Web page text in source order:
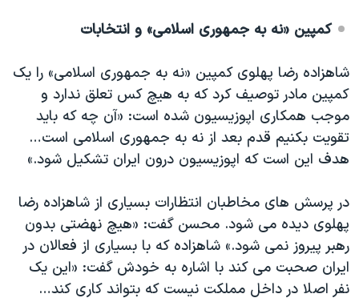
کمپین «نه به جمهوری اسلامی» و انتخابات
شاهزاده رضا پهلوی کمپین «نه به جمهوری اسلامی» را یک
کمپین مادر توصیف کرد که به هیچ کس تعلق ندارد و
موجب همکاری اپوزیسیون شده است: «آن چه که باید
تقویت بکنیم قدم بعد از نه به جمهوری اسلامی است…
هدف این است که اپوزیسیون درون ایران تشکیل شود.»
در پرسش های مخاطبان انتظارات بسیاری از شاهزاده رضا
پهلوی دیده می شود. محسن گفت: «هیچ نهضتی بدون
رهبر پیروز نمی شود.» شاهزاده که با بسیاری از فعالان در
ایران صحبت می کند با اشاره به خودش گفت: «این یک
نفر اصلا در داخل مملکت نیست که بتواند کاری کند…